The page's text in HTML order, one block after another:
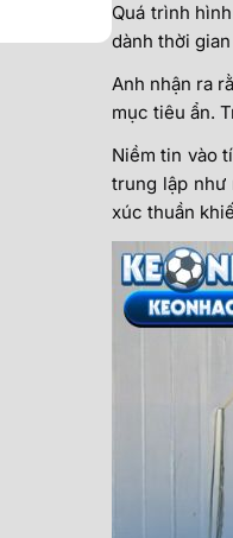
Quá trình
dành thời
Anh nhận ra
mục tiêu ẩn.
Niềm tin vào
trung lập như
xúc thuần